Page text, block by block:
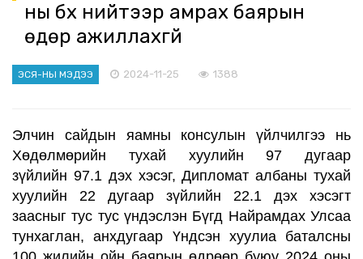
ны бүх нийтээр амрах баярын
өдөр ажиллахгүй
ЭСЯ-НЫ МЭДЭЭ 2024-11-25 1388
Элчин сайдын яамны консулын үйлчилгээ нь
Хөдөлмөрийн тухай хуулийн 97 дугаар
зүйлийн 97.1 дэх хэсэг, Дипломат албаны тухай
хуулийн 22 дугаар зүйлийн 22.1 дэх хэсэгт
заасныг тус тус үндэслэн Бүгд Найрамдах Улсаа
тунхаглан, анхдугаар Үндсэн хуулиа баталсны